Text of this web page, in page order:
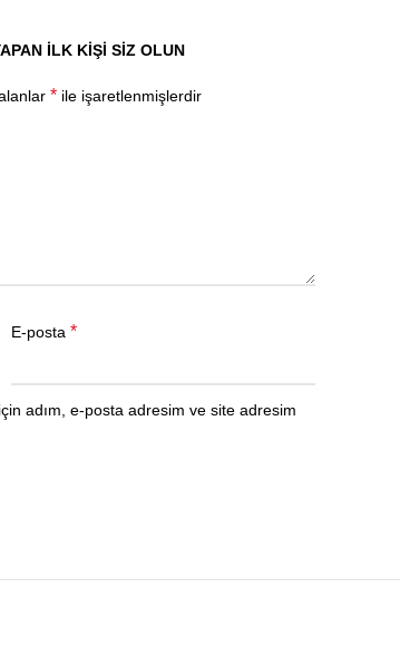
ILK KIŞI SIZ OLUN
* ile işaretlenmişlerdir
E-posta *
adım, e-posta adresim ve site adresim